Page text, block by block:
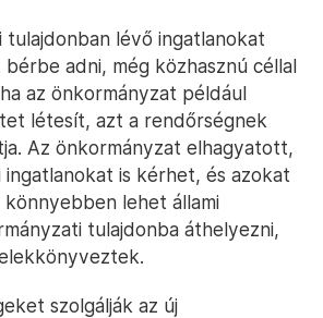
tulajdonban lévő ingatlanokat
adni, még közhasznú céllal
az önkormányzat például
létesít, azt a rendőrségnek
Az önkormányzat elhagyatott,
ingatlanokat is kérhet, és azokat
könnyebben lehet állami
tulajdonba áthelyezni,
szolgálják az új